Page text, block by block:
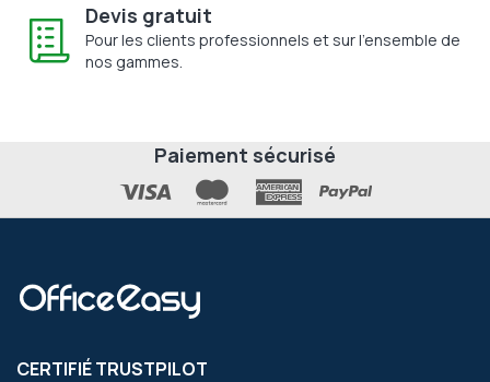
Devis gratuit
Pour les clients professionnels et sur l'ensemble de
nos gammes.
Paiement sécurisé
CERTIFIÉ TRUSTPILOT